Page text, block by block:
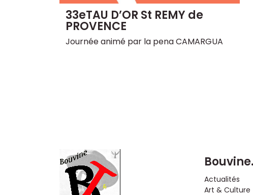
33eTAU D’OR St REMY de
PROVENCE
Journée animé par la pena CAMARGUA
Actualités
Art & Culture